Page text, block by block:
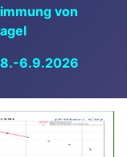
von
6.9.2026